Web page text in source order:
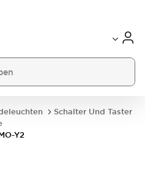
Schalter Und Taster
Y2